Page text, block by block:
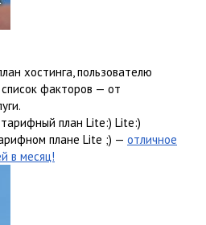
хостинга, пользователю
факторов — от
план Lite:) Lite:)
плане Lite ;) — отличное
в месяц!